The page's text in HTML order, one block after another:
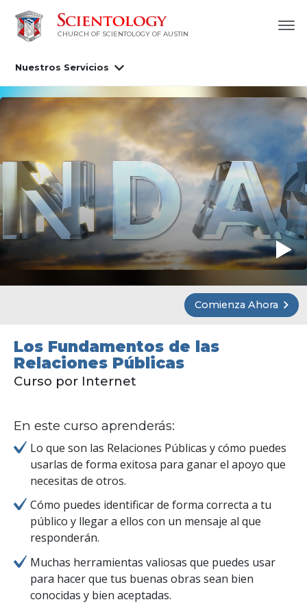
CHURCH OF SCIENTOLOGY OF AUSTIN
Nuestros Servicios
Comienza Ahora
Los Fundamentos de las
Relaciones Públicas
Curso por Internet
En este curso aprenderás:
Lo que son las Relaciones Públicas y cómo puedes
usarlas de forma exitosa para ganar el apoyo que
necesitas de otros.
Cómo puedes identificar de forma correcta a tu
público y llegar a ellos con un mensaje al que
responderán.
Muchas herramientas valiosas que puedes usar
para hacer que tus buenas obras sean bien
conocidas y bien aceptadas.